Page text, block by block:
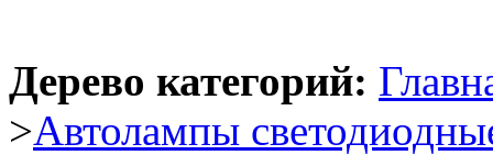
Дерево категорий:
>Автолампы